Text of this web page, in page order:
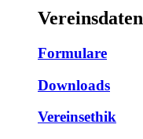
Vereinsdaten
Formulare
Downloads
Vereinsethik